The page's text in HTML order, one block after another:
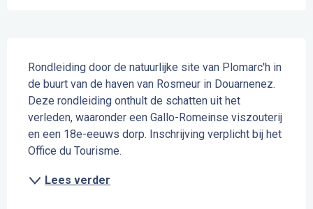
Rondleiding door de natuurlijke site van Plomarc'h in
de buurt van de haven van Rosmeur in Douarnenez.
Deze rondleiding onthult de schatten uit het
verleden, waaronder een Gallo-Romeinse viszouterij
en een 18e-eeuws dorp. Inschrijving verplicht bij het
Office du Tourisme.
Lees verder